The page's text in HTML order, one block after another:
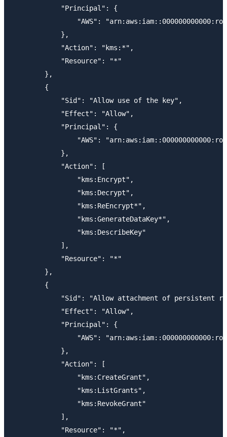
            "Principal": {
"AWS":
            },
            "Action": "kms:*",
            "Resource": "*"
        },
        {
            "Sid": "Allow use of the key",
            "Effect": "Allow",
            "Principal": {
"AWS":
            },
            "Action": [
                "kms:Encrypt",
                "kms:Decrypt",
                "kms:ReEncrypt*",
                "kms:GenerateDataKey*",
                "kms:DescribeKey"
            ],
            "Resource": "*"
        },
        {
"Sid": "Allow attachment of persistent
            "Effect": "Allow",
            "Principal": {
"AWS":
            },
            "Action": [
                "kms:CreateGrant",
                "kms:ListGrants",
                "kms:RevokeGrant"
            ],
            "Resource": "*",